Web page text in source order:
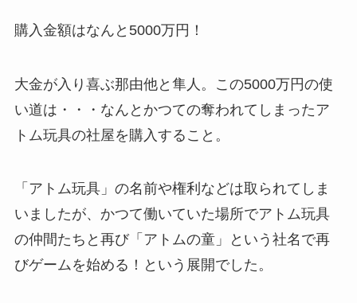
購入金額はなんと5000万円！
大金が入り喜ぶ那由他と隼人。この5000万円の使
い道は・・・なんとかつての奪われてしまったア
トム玩具の社屋を購入すること。
「アトム玩具」の名前や権利などは取られてしま
いましたが、かつて働いていた場所でアトム玩具
の仲間たちと再び「アトムの童」という社名で再
びゲームを始める！という展開でした。